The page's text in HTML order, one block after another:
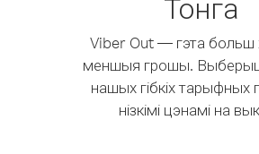
Тонга
Viber Out — гэта больш
меншыя грошы.
нашых гібкіх тарыфных
нізкімі цэнамі на